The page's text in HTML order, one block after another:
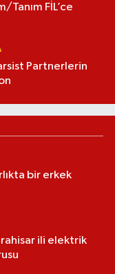
Tanım FİL’ce
Partnerlerin
bir erkek
ili elektrik